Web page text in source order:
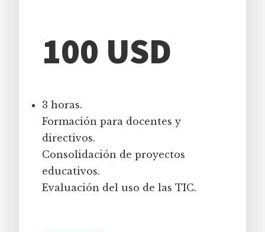
100 USD
3 horas.
Formación para docentes y
directivos.
Consolidación de proyectos
educativos.
Evaluación del uso de las TIC.